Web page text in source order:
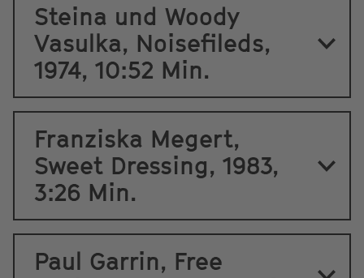
Steina und Woody
Vasulka, Noisefileds,
1974, 10:52 Min.
Franziska Megert,
Sweet Dressing, 1983,
3:26 Min.
Paul Garrin, Free